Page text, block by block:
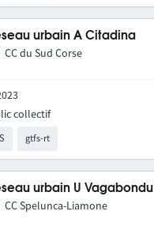
urbain A Citadina
CC du Sud Corse
gtfs-rt
collectif
urbain U Vagabondu
CC Spelunca-Liamone